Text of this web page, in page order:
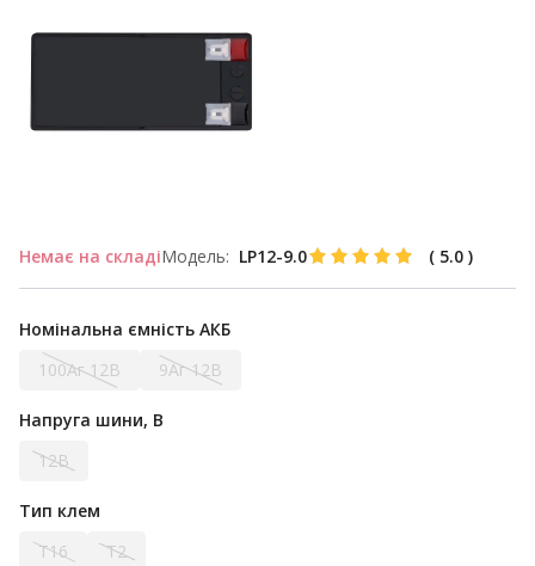
Немає на складіМодель: LP12-9.0 ( 5.0 )
Номінальна ємність АКБ
100Аг 12В
9Аг 12В
Напруга шини, В
12В
Тип клем
T16
T2